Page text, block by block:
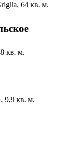
64 кв. м.
кв. м.
9,9 кв. м.